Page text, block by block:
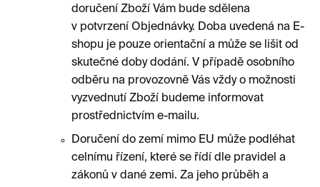
doručení Zboží Vám bude sdělena
v potvrzení Objednávky. Doba uvedená na E-
shopu je pouze orientační a může se lišit od
skutečné doby dodání. V případě osobního
odběru na provozovně Vás vždy o možnosti
vyzvednutí Zboží budeme informovat
prostřednictvím e-mailu.
Doručení do zemí mimo EU může podléhat
celnímu řízení, které se řídí dle pravidel a
zákonů v dané zemi. Za jeho průběh a